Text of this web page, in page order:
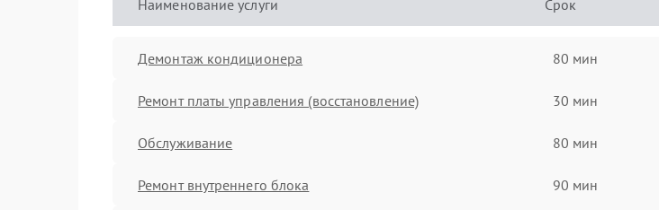
Наименование услуги Срок
Демонтаж кондиционера 80 мин
Ремонт платы управления (восстановление) 30 мин
Обслуживание 80 мин
Ремонт внутреннего блока 90 мин